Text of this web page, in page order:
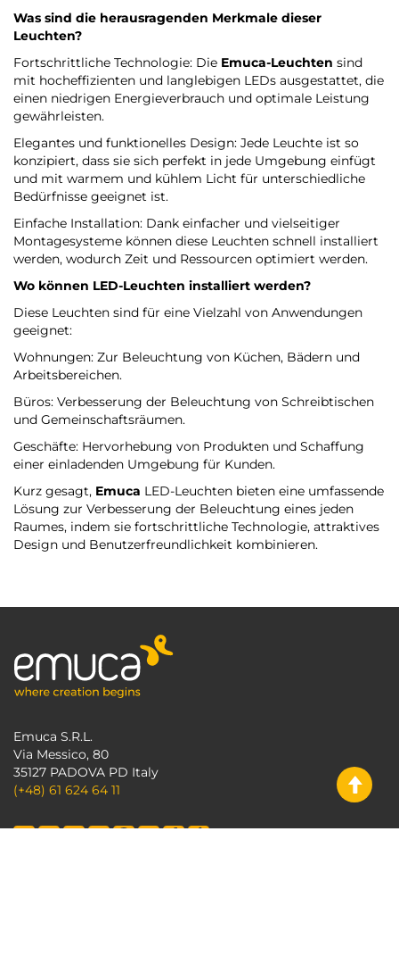
Was sind die herausragenden Merkmale dieser
Leuchten?
Fortschrittliche Technologie: Die Emuca-Leuchten sind
mit hocheffizienten und langlebigen LEDs ausgestattet, die
einen niedrigen Energieverbrauch und optimale Leistung
gewährleisten.
Elegantes und funktionelles Design: Jede Leuchte ist so
konzipiert, dass sie sich perfekt in jede Umgebung einfügt
und mit warmem und kühlem Licht für unterschiedliche
Bedürfnisse geeignet ist.
Einfache Installation: Dank einfacher und vielseitiger
Montagesysteme können diese Leuchten schnell installiert
werden, wodurch Zeit und Ressourcen optimiert werden.
Wo können LED-Leuchten installiert werden?
Diese Leuchten sind für eine Vielzahl von Anwendungen
geeignet:
Wohnungen: Zur Beleuchtung von Küchen, Bädern und
Arbeitsbereichen.
Büros: Verbesserung der Beleuchtung von Schreibtischen
und Gemeinschaftsräumen.
Geschäfte: Hervorhebung von Produkten und Schaffung
einer einladenden Umgebung für Kunden.
Kurz gesagt, Emuca LED-Leuchten bieten eine umfassende
Lösung zur Verbesserung der Beleuchtung eines jeden
Raumes, indem sie fortschrittliche Technologie, attraktives
Design und Benutzerfreundlichkeit kombinieren.
Emuca S.R.L.
Via Messico, 80
35127 PADOVA PD Italy
(+48) 61 624 64 11